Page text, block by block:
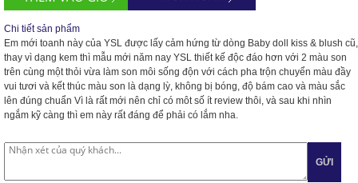
Chi tiết sản phẩm
Em mới toanh này của YSL được lấy cảm hứng từ dòng Baby doll kiss & blush cũ,
thay vì dạng kem thì mẫu mới năm nay YSL thiết kế độc đáo hơn với 2 màu son
trên cùng một thỏi vừa làm son môi sống độn với cách pha trộn chuyển màu đầy
vui tươi và kết thúc màu son là dạng lỳ, không bị bóng, độ bám cao và màu sắc
lên đúng chuẩn Vì là rất mới nên chỉ có môt số ít review thôi, và sau khi nhìn
ngắm kỹ càng thì em này rất đáng để phải có lắm nha.
GỬI